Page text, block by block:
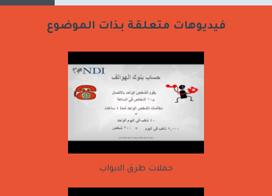
فيديوهات متعلقة بذات الموضوع
حملات طرق الابواب